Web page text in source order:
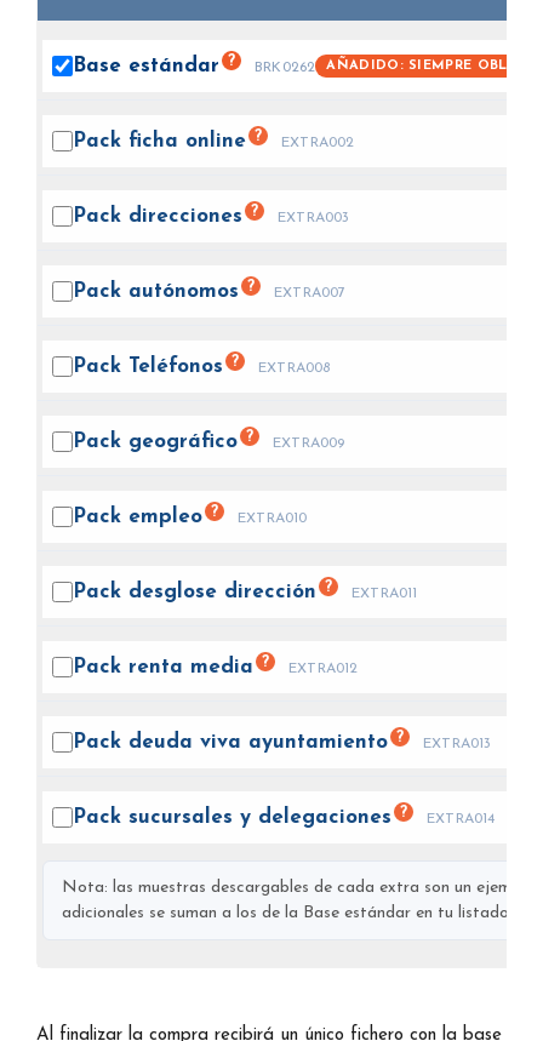
Base estándar ? BRK0262 AÑADIDO: SIEMPRE
Pack ficha online ? EXTRA002
Pack direcciones ? EXTRA003
Pack autónomos ? EXTRA007
Pack Teléfonos ? EXTRA008
Pack geográfico ? EXTRA009
Pack empleo ? EXTRA010
Pack desglose dirección ? EXTRA011
Pack renta media ? EXTRA012
Pack deuda viva ayuntamiento ? EXTRA013
Pack sucursales y delegaciones ? EXTRA014
Nota: las muestras descargables de cada extra son un
adicionales se suman a los de la Base estándar en tu listado
Al finalizar la compra recibirá un único fichero con la base